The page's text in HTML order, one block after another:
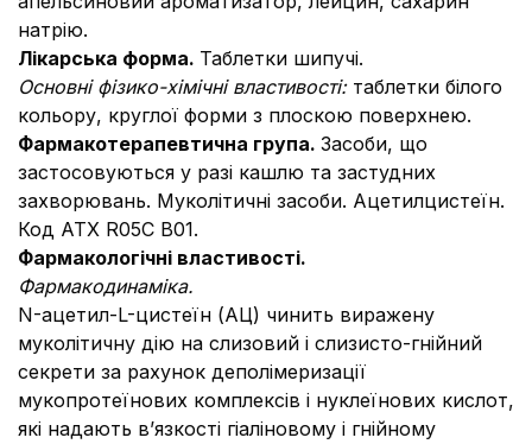
натрію.
Лікарська форма. Таблетки шипучі.
Основні фізико-хімічні властивості: таблетки білого
кольору, круглої форми з плоскою поверхнею.
Фармакотерапевтична група. Засоби, що
застосовуються у разі кашлю та застудних
захворювань. Муколітичні засоби. Ацетилцистеїн.
Код АТХ R05C B01.
Фармакологічні властивості.
Фармакодинаміка.
N-ацетил-L-цистеїн (АЦ) чинить виражену
муколітичну дію на слизовий і слизисто-гнійний
секрети за рахунок деполімеризації
мукопротеїнових комплексів і нуклеїнових кислот,
які надають в’язкості гіаліновому і гнійному